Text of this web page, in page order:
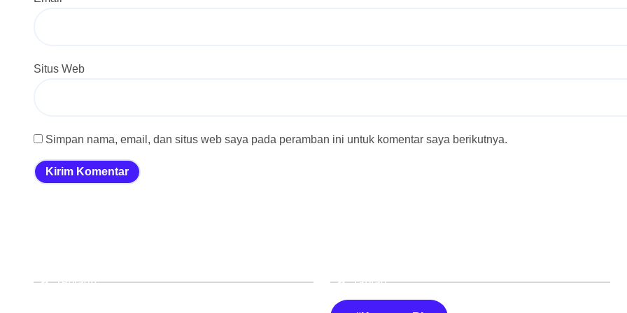
Situs Web
Simpan nama, email, dan situs web saya pada peramban ini untuk komentar saya berikutnya.
Tentang Tautan